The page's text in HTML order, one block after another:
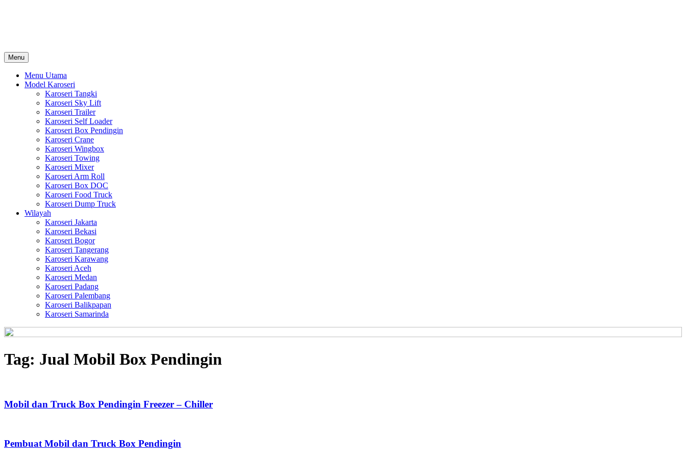
Menu
Menu Utama
Model Karoseri
Karoseri Tangki
Karoseri Sky Lift
Karoseri Trailer
Karoseri Self Loader
Karoseri Box Pendingin
Karoseri Crane
Karoseri Wingbox
Karoseri Towing
Karoseri Mixer
Karoseri Arm Roll
Karoseri Box DOC
Karoseri Food Truck
Karoseri Dump Truck
Wilayah
Karoseri Jakarta
Karoseri Bekasi
Karoseri Bogor
Karoseri Tangerang
Karoseri Karawang
Karoseri Aceh
Karoseri Medan
Karoseri Padang
Karoseri Palembang
Karoseri Balikpapan
Karoseri Samarinda
Tag: Jual Mobil Box Pendingin
Mobil dan Truck Box Pendingin Freezer – Chiller
Pembuat Mobil dan Truck Box Pendingin